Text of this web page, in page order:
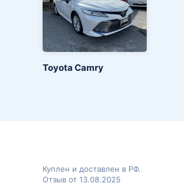
Toyota Camry
Куплен и доставлен в РФ.
Отзыв от 13.08.2025